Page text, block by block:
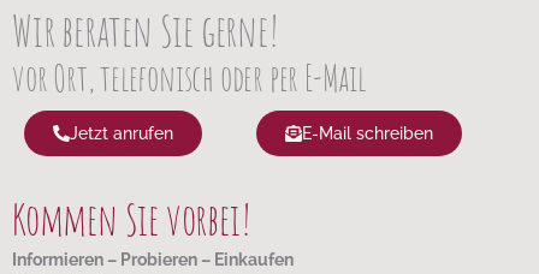
Wir beraten Sie gerne!
vor Ort, telefonisch oder per E-Mail
Jetzt anrufen E-Mail schreiben
Kommen Sie vorbei!
Informieren – Probieren – Einkaufen